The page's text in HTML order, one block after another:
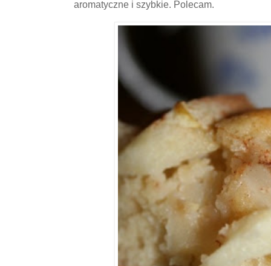
aromatyczne i szybkie. Polecam.